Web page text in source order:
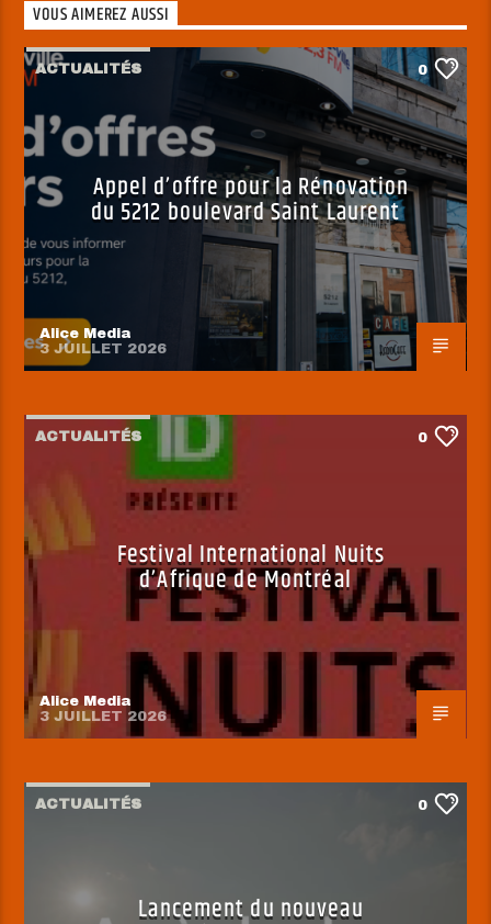
VOUS AIMEREZ AUSSI
ACTUALITÉS 0
Appel d’offre pour la Rénovation
du 5212 boulevard Saint Laurent
Alice Media
3 JUILLET 2026
ACTUALITÉS 0
Festival International Nuits
d’Afrique de Montréal
Alice Media
3 JUILLET 2026
ACTUALITÉS 0
Lancement du nouveau